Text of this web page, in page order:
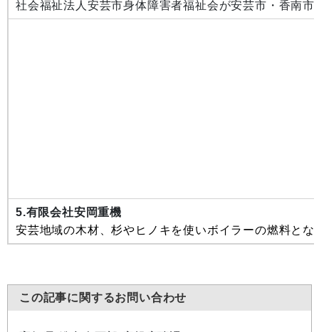
社会福祉法人安芸市身体障害者福祉会が安芸市・香南
5.有限会社安岡重機
安芸地域の木材、杉やヒノキを使いボイラーの燃料と
この記事に関するお問い合わせ